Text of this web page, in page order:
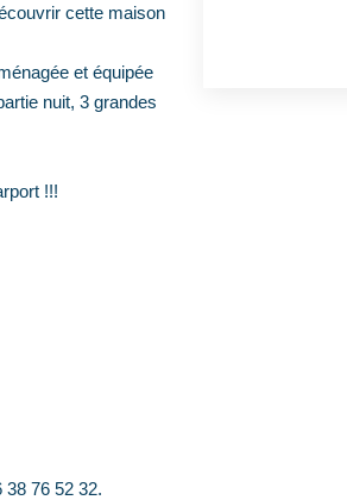
cette maison
et équipée
nuit, 3 grandes
!!!
76 52 32.